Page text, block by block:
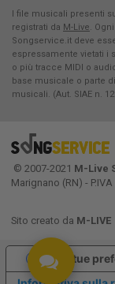
I file musicali presenti
registrati da M-Live.
Songservice.it deve
espressamente vietati i
o più tracce MIDI o
base musicale o parte
musicali. (Aut. SIAE n.
© 2007-2021 M-Live
Marignano (RN) -
Sito creato da M-LIVE
Le tue